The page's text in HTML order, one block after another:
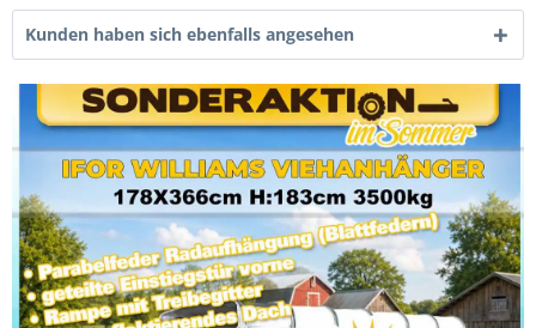
Kunden haben sich ebenfalls angesehen